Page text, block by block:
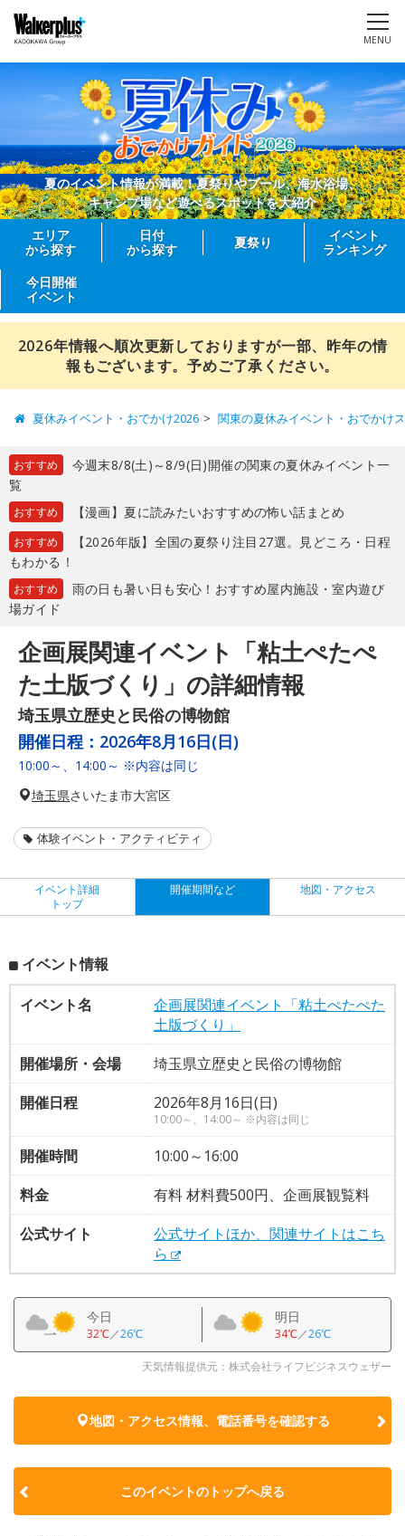
MENU
夏のイベント情報が満載！夏祭りやプール、海水浴場、
キャンプ場など遊べるスポットを大紹介
エリア
から探す
日付
から探す
夏祭り
イベント
ランキング
今日開催
イベント
2026年情報へ順次更新しておりますが一部、昨年の情
報もございます。予めご了承ください。
夏休みイベント・おでかけ2026 関東の夏休みイベント・おでかけ
おすすめ
今週末8/8(土)～8/9(日)開催の関東の夏休みイベント一
覧
おすすめ 【漫画】夏に読みたいおすすめの怖い話まとめ
おすすめ
【2026年版】全国の夏祭り注目27選。見どころ・日程
もわかる！
おすすめ
雨の日も暑い日も安心！おすすめ屋内施設・室内遊び
場ガイド
企画展関連イベント「粘土ぺたぺ
た土版づくり」の詳細情報
埼玉県立歴史と民俗の博物館
開催日程： 2026年8月16日(日)
10:00～、14:00～ ※内容は同じ
埼玉県さいたま市大宮区
体験イベント・アクティビティ
イベント詳細
トップ
開催期間など 地図・アクセス
イベント情報
イベント名
企画展関連イベント「粘土ぺたぺた
土版づくり」
開催場所・会場
埼玉県立歴史と民俗の博物館
開催日程
2026年8月16日(日)
10:00～、14:00～ ※内容は同じ
開催時間
10:00～16:00
料金
有料 材料費500円、企画展観覧料
公式サイト
公式サイトほか、関連サイトはこち
ら
今日
32℃／26℃
明日
34℃／26℃
天気情報提供元：株式会社ライフビジネスウェザー
地図・アクセス情報、電話番号を確認する
このイベントのトップへ戻る